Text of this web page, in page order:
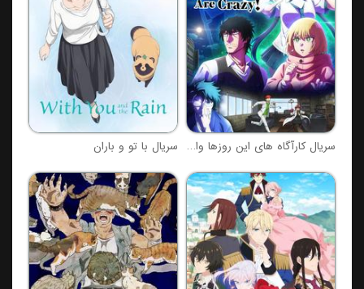
سریال کارآگاه های این روزها واقعا دیوانه اند! سریال با تو و باران